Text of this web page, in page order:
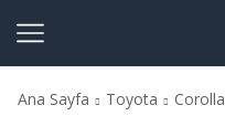
Ana Sayfa Toyota Corolla